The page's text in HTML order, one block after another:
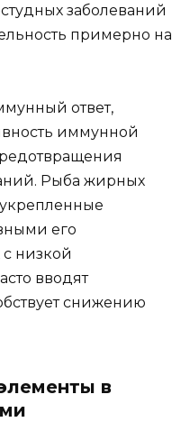
заболеваний
примерно на
ответ,
иммунной
Рыба жирных
его
низкой
вводят
снижению
в